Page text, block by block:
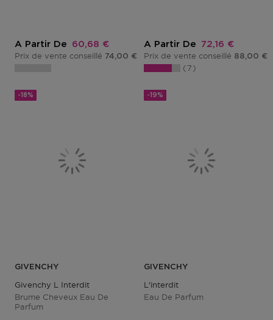
A Partir De Prix promotionnel
60,68 €
Prix de vente conseillé 74,00 €
A Partir De Prix
72,16 €
Prix de vente conseillé 88,00 €
7
-18%
GIVENCHY
Givenchy L Interdit
Brume Cheveux Eau De
Parfum
-19%
GIVENCHY
L'interdit
Eau De Parfum